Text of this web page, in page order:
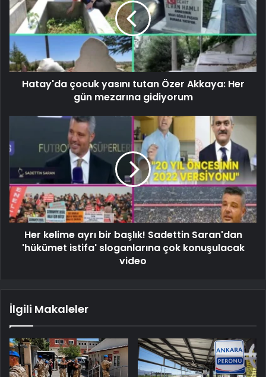
Hatay'da çocuk yasını tutan Özer Akkaya: Her
gün mezarına gidiyorum
Her kelime ayrı bir başlık! Sadettin Saran'dan
'hükümet istifa' sloganlarına çok konuşulacak
video
İlgili Makaleler